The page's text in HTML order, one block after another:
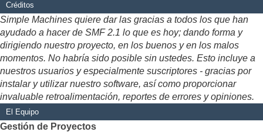
Créditos
Simple Machines quiere dar las gracias a todos los que han
ayudado a hacer de SMF 2.1 lo que es hoy; dando forma y
dirigiendo nuestro proyecto, en los buenos y en los malos
momentos. No habría sido posible sin ustedes. Esto incluye a
nuestros usuarios y especialmente suscriptores - gracias por
instalar y utilizar nuestro software, así como proporcionar
invaluable retroalimentación, reportes de errores y opiniones.
El Equipo
Gestión de Proyectos